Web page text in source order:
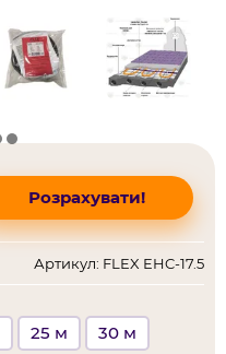
Розрахувати!
Артикул: FLEX EHC-17.5
25 м
30 м